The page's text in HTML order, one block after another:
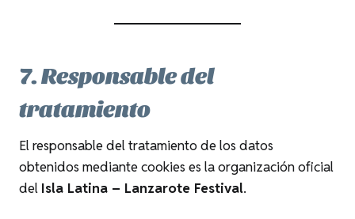
7. Responsable del
tratamiento
El responsable del tratamiento de los datos
obtenidos mediante cookies es la organización oficial
del Isla Latina – Lanzarote Festival.